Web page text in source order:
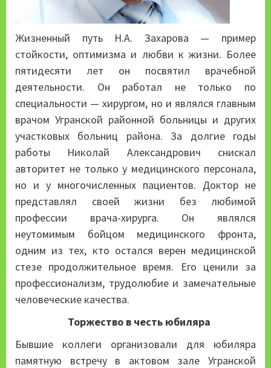
Жизненный путь Н.А. Захарова — пример
стойкости, оптимизма и любви к жизни. Более
пятидесяти лет он посвятил врачебной
деятельности. Он работал не только по
специальности — хирургом, но и являлся главным
врачом Угранской районной больницы и других
участковых больниц района. За долгие годы
работы Николай Александрович снискал
авторитет не только у медицинского персонала,
но и у многочисленных пациентов. Доктор не
представлял своей жизни без любимой
профессии врача-хирурга. Он являлся
неутомимым бойцом медицинского фронта,
одним из тех, кто остался верен медицинской
стезе продолжительное время. Его ценили за
профессионализм, трудолюбие и замечательные
человеческие качества.
Торжество в честь юбиляра
Бывшие коллеги организовали для юбиляра
памятную встречу в актовом зале Угранской